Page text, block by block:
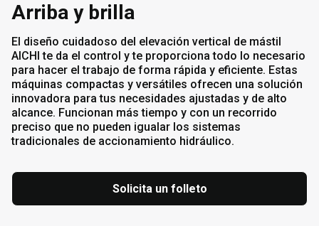
Arriba y brilla
El diseño cuidadoso del elevación vertical de mástil
AICHI te da el control y te proporciona todo lo necesario
para hacer el trabajo de forma rápida y eficiente. Estas
máquinas compactas y versátiles ofrecen una solución
innovadora para tus necesidades ajustadas y de alto
alcance. Funcionan más tiempo y con un recorrido
preciso que no pueden igualar los sistemas
tradicionales de accionamiento hidráulico.
Solicita un folleto